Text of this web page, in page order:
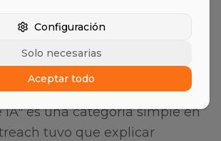
del producto también es
la de muchas herramientas
no vende un menú de
Vende alivio. "Contratar un
IA" es una categoría simple en
tuvo que explicar
Configuración
Solo necesarias
Aceptar todo